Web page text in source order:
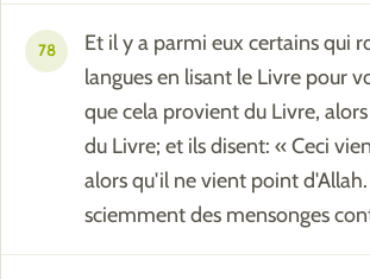
78
Et il y a parmi eux certains qui
langues en lisant le Livre pour
que cela provient du Livre,
du Livre; et ils disent: « Ceci
alors qu'il ne vient point
sciemment des mensonges